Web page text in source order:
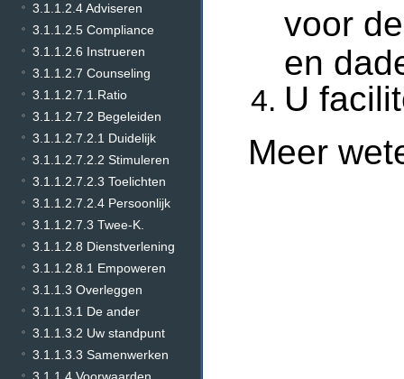
3.1.1.2.4 Adviseren
3.1.1.2.5 Compliance
3.1.1.2.6 Instrueren
3.1.1.2.7 Counseling
3.1.1.2.7.1.Ratio
3.1.1.2.7.2 Begeleiden
3.1.1.2.7.2.1 Duidelijk
3.1.1.2.7.2.2 Stimuleren
3.1.1.2.7.2.3 Toelichten
3.1.1.2.7.2.4 Persoonlijk
3.1.1.2.7.3 Twee-K.
3.1.1.2.8 Dienstverlening
3.1.1.2.8.1 Empoweren
3.1.1.3 Overleggen
3.1.1.3.1 De ander
3.1.1.3.2 Uw standpunt
3.1.1.3.3 Samenwerken
voor
en
U
Meer